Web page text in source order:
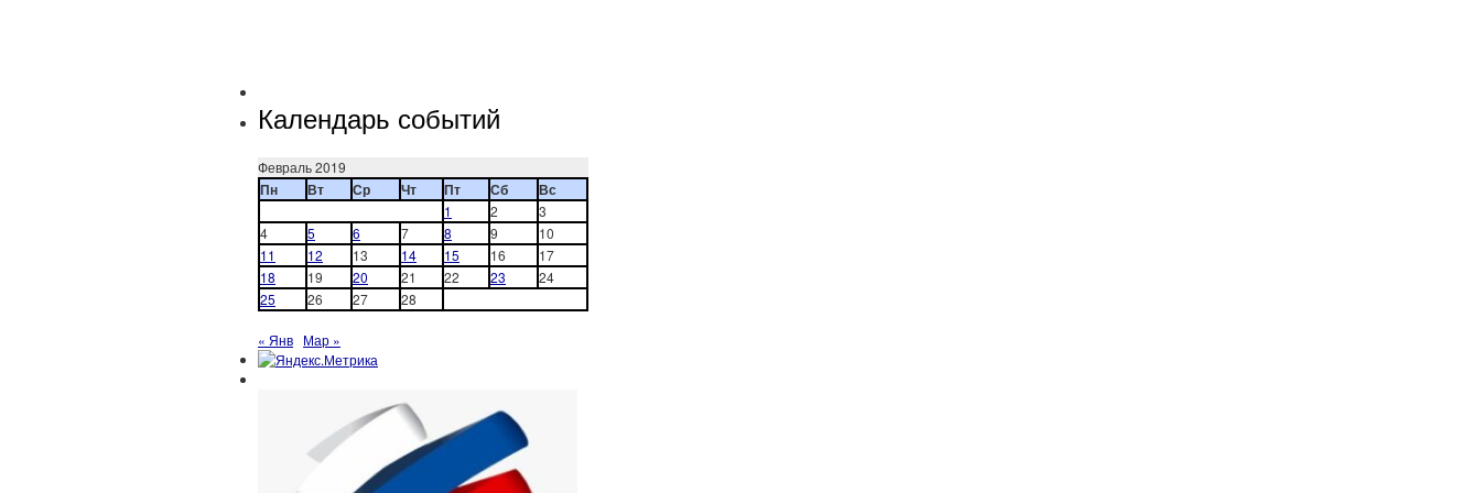
Календарь событий
Февраль 2019
Пн Вт Ср Чт Пт Сб Вс
1 2
3
4
5 6 7 8 9
10
11
12 13 14 15 16
17
18
19 20 21 22 23
24
25
26 27 28
« Янв Мар »